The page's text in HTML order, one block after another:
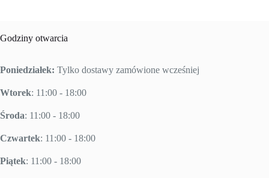
Godziny otwarcia
Poniedziałek: Tylko dostawy zamówione wcześniej
Wtorek: 11:00 - 18:00
Środa: 11:00 - 18:00
Czwartek: 11:00 - 18:00
Piątek: 11:00 - 18:00